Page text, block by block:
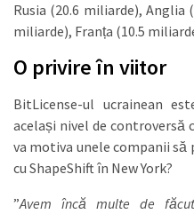
Rusia (20.6 miliarde), Anglia
miliarde), Franța (10.5
O privire în viitor
BitLicense-ul ucrainean
același nivel de controversă
va motiva unele companii
cu ShapeShift în New York?
”Avem încă multe de făcut